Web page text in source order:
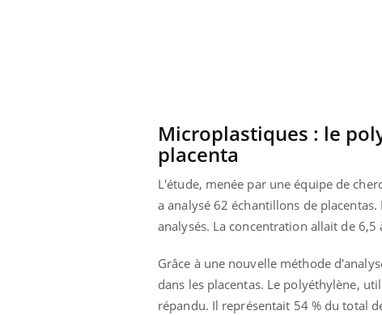
Microplastiques : le
placenta
L'étude, menée par une équipe de
a analysé 62 échantillons de
analysés. La concentration allait de
Grâce à une nouvelle méthode
dans les placentas. Le polyéthylène,
répandu. Il représentait 54 % du total